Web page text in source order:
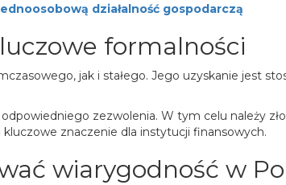
działalność gospodarczą
formalności
jak i stałego. Jego uzyskanie jest
zezwolenia. W tym celu należy
znaczenie dla instytucji finansowych.
wiarygodność w